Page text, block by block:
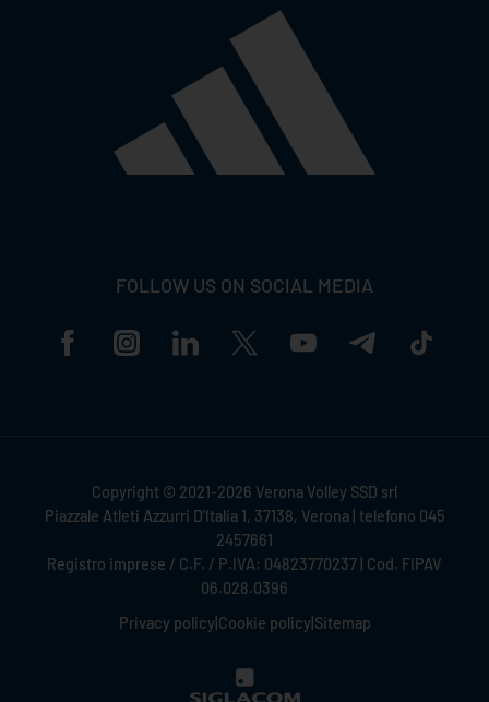
FOLLOW US ON SOCIAL MEDIA
Copyright © 2021-2026 Verona Volley SSD srl
Piazzale Atleti Azzurri D'Italia 1, 37138, Verona | telefono 045
2457661
Registro imprese / C.F. / P.IVA: 04823770237 | Cod. FIPAV
06.028.0396
Privacy policy Cookie policy Sitemap